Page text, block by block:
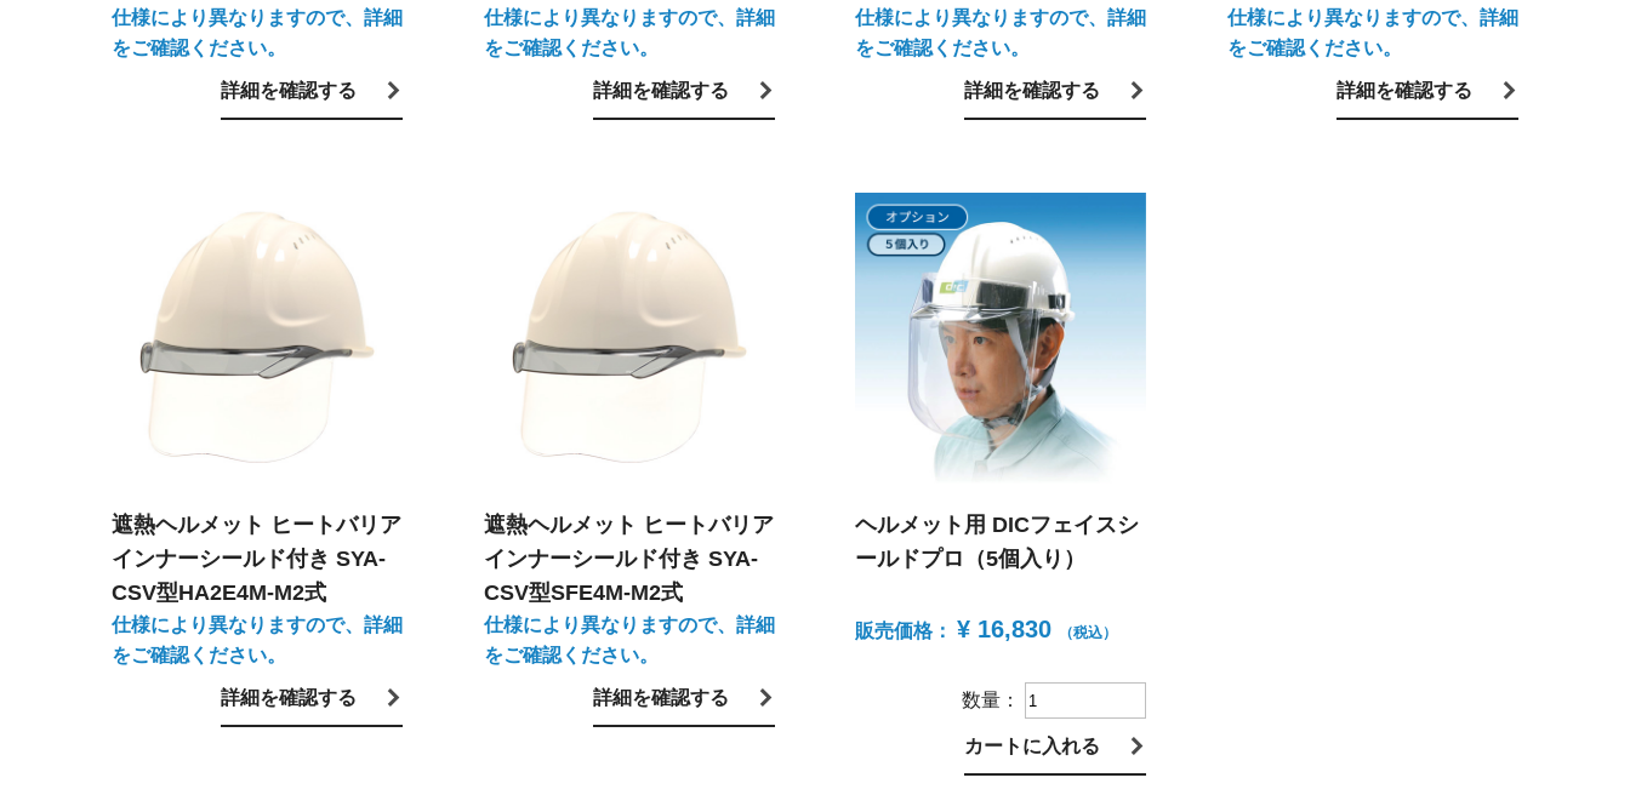
仕様により異なりますので、詳細
をご確認ください。
詳細を確認する
仕様により異なりますので、詳細
をご確認ください。
詳細を確認する
仕様により異なりますので、詳細
をご確認ください。
詳細を確認する
仕様により異なりますので、詳細
をご確認ください。
詳細を確認する
遮熱ヘルメット ヒートバリア
インナーシールド付き SYA-
CSV型HA2E4M-M2式
仕様により異なりますので、詳細
をご確認ください。
詳細を確認する
遮熱ヘルメット ヒートバリア
インナーシールド付き SYA-
CSV型SFE4M-M2式
仕様により異なりますので、詳細
をご確認ください。
詳細を確認する
ヘルメット用 DICフェイスシ
ールドプロ（5個入り）
販売価格： ¥ 16,830 （税込）
数量：
カートに入れる